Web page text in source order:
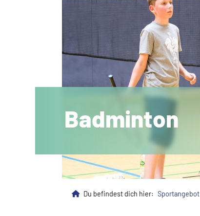
Badminton
Du befindest dich hier: Sportangebot